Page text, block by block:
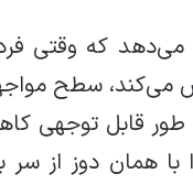
که وقتی
می‌کند، سطح
طور قابل توجهی
با همان دوز از سر